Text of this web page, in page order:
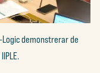
demonstrerar de